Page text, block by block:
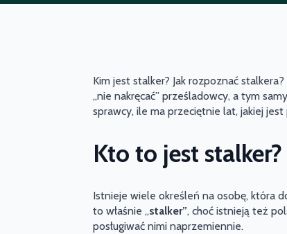
Kim jest stalker? Jak rozpoznać
„nie nakręcać” prześladowcy, a tym
sprawcy, ile ma przeciętnie lat, jakiej jest
Kto to jest stalker?
Istnieje wiele określeń na osobę, która
to właśnie „stalker”, choć istnieją też
posługiwać nimi naprzemiennie.